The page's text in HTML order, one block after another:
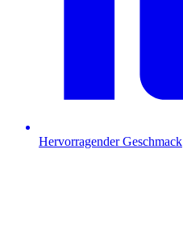
Hervorragender Geschmack